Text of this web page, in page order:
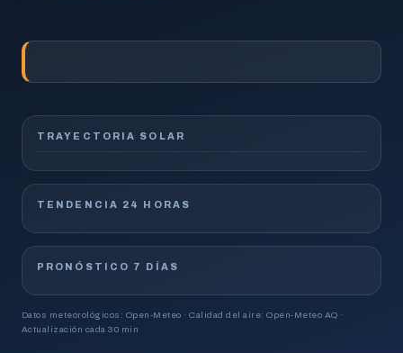
TRAYECTORIA SOLAR
TENDENCIA 24 HORAS
PRONÓSTICO 7 DÍAS
Datos meteorológicos: Open-Meteo · Calidad del aire: Open-Meteo AQ ·
Actualización cada 30 min